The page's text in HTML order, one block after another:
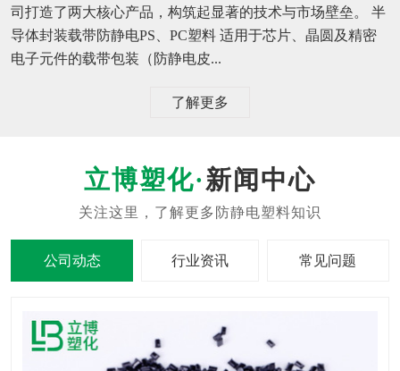
司打造了两大核心产品，构筑起显著的技术与市场壁垒。 半
导体封装载带防静电PS、PC塑料 适用于芯片、晶圆及精密
电子元件的载带包装（防静电皮...
了解更多
新闻中心
公司动态 行业资讯 常见问题